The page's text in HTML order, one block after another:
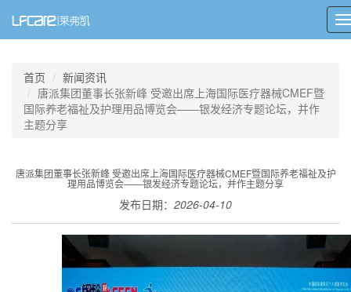
首页
新闻资讯
唐派集团董事长张新峰 受邀出席上海国际医疗器械CMEF暨
国际养老福祉及护理用品博览会——银发经济专题论坛，并作
主题分享
唐派集团董事长张新峰 受邀出席上海国际医疗器械CMEF暨国际养老福祉及护
理用品博览会——银发经济专题论坛，并作主题分享
发布日期： 2026-04-10